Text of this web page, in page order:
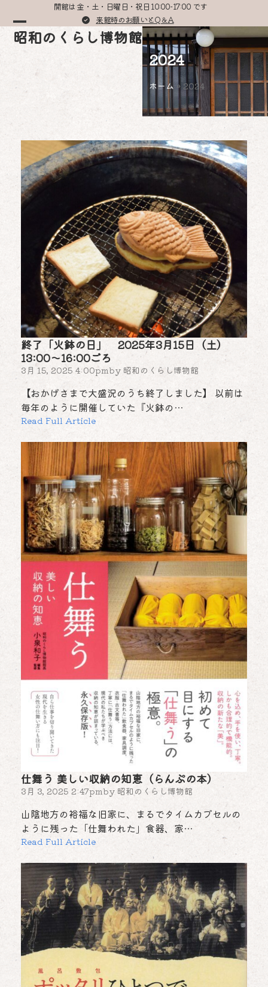
content
開館は 金・土・日曜日・祝日 10:00-17:00 です
来館時のお願いとQ＆A
昭和のくらし博物館
Open
menu
Close
menu
2024
ホーム »2024
終了「火鉢の日」 2025年3月15日（土）
13:00～16:00ごろ
3月 15, 2025 4:00pmby 昭和のくらし博物館
【おかげさまで大盛況のうち終了しました】 以前は
毎年のように開催していた『火鉢の…
Read Full Article
仕舞う 美しい収納の知恵（らんぷの本）
3月 3, 2025 2:47pmby 昭和のくらし博物館
山陰地方の裕福な旧家に、まるでタイムカプセルの
ように残った「仕舞われた」食器、家…
Read Full Article